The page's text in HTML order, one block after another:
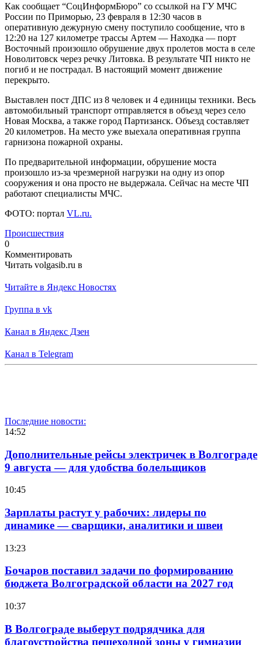
Как сообщает “СоцИнформБюро” со ссылкой на ГУ МЧС
России по Приморью, 23 февраля в 12:30 часов в
оперативную дежурную смену поступило сообщение, что в
12:20 на 127 километре трассы Артем — Находка — порт
Восточный произошло обрушение двух пролетов моста в селе
Новолитовск через речку Литовка. В результате ЧП никто не
погиб и не пострадал. В настоящий момент движение
перекрыто.
Выставлен пост ДПС из 8 человек и 4 единицы техники. Весь
автомобильный транспорт отправляется в объезд через село
Новая Москва, а также город Партизанск. Объезд составляет
20 километров. На место уже выехала оперативная группа
гарнизона пожарной охраны.
По предварительной информации, обрушение моста
произошло из-за чрезмерной нагрузки на одну из опор
сооружения и она просто не выдержала. Сейчас на месте ЧП
работают специалисты МЧС.
ФОТО: портал VL.ru.
Происшествия
0
Комментировать
Читать volgasib.ru в
Читайте в Яндекс Новостях
Группа в vk
Канал в Яндекс Дзен
Канал в Telegram
Последние новости:
14:52
Дополнительные рейсы электричек в Волгограде
9 августа — для удобства болельщиков
10:45
Зарплаты растут у рабочих: лидеры по
динамике — сварщики, аналитики и швеи
13:23
Бочаров поставил задачи по формированию
бюджета Волгоградской области на 2027 год
10:37
В Волгограде выберут подрядчика для
благоустройства пешеходной зоны у гимназии